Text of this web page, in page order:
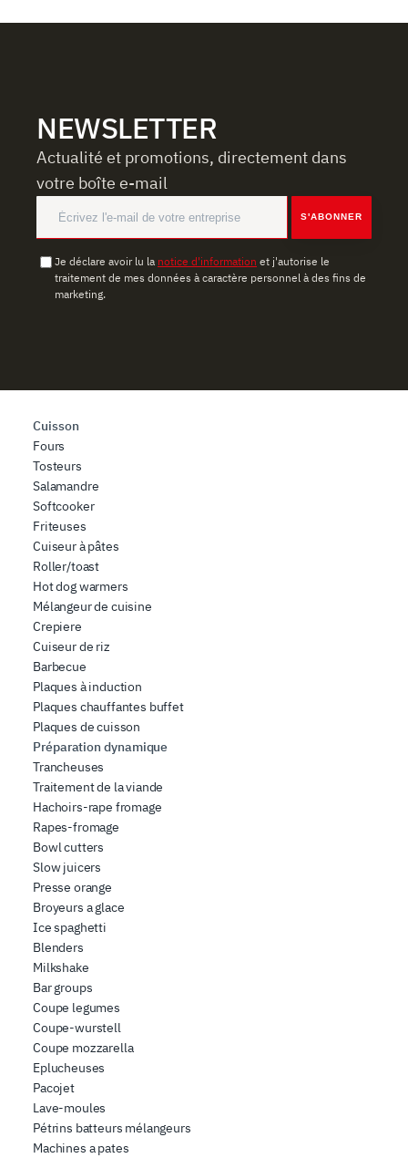
NEWSLETTER
Actualité et promotions, directement dans
votre boîte e-mail
S'ABONNER
Je déclare avoir lu la notice d'information et j'autorise le
traitement de mes données à caractère personnel à des fins de
marketing.
Cuisson
Fours
Tosteurs
Salamandre
Softcooker
Friteuses
Cuiseur à pâtes
Roller/toast
Hot dog warmers
Mélangeur de cuisine
Crepiere
Cuiseur de riz
Barbecue
Plaques à induction
Plaques chauffantes buffet
Plaques de cuisson
Préparation dynamique
Trancheuses
Traitement de la viande
Hachoirs-rape fromage
Rapes-fromage
Bowl cutters
Slow juicers
Presse orange
Broyeurs a glace
Ice spaghetti
Blenders
Milkshake
Bar groups
Coupe legumes
Coupe-wurstell
Coupe mozzarella
Eplucheuses
Pacojet
Lave-moules
Pétrins batteurs mélangeurs
Machines a pates